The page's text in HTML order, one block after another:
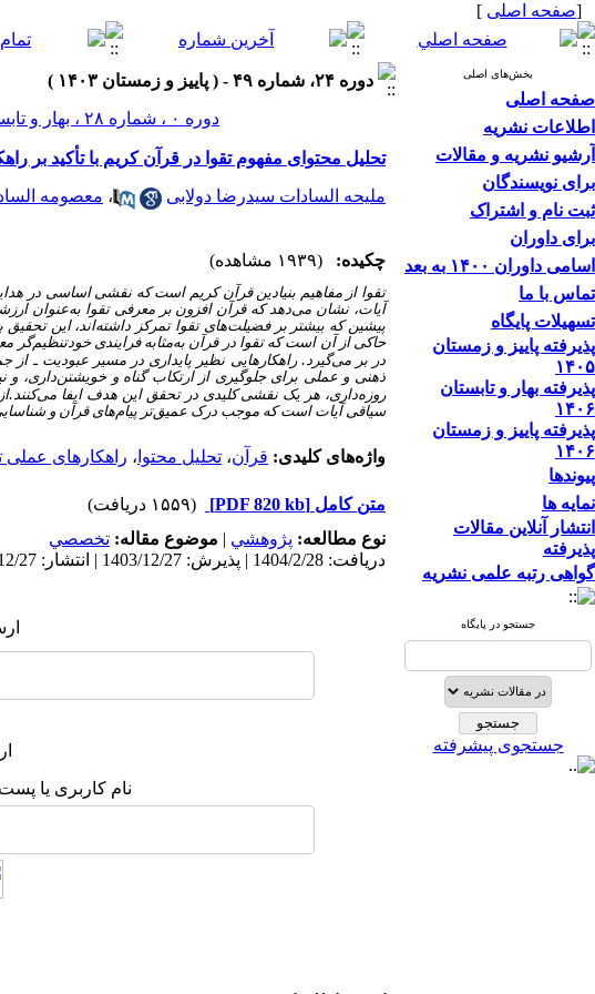
[صفحه اصلی ]
بخش‌های اصلی
صفحه اصلی
اطلاعات نشریه
آرشیو نشریه و مقالات
برای نویسندگان
ثبت نام و اشتراک
برای داوران
اسامی داوران ۱۴۰۰ به بعد
تماس با ما
تسهیلات پایگاه
پذیرفته پاییز و زمستان
۱۴۰۵
پذیرفته بهار و تابستان
۱۴۰۶
پذیرفته پاییز و زمستان
۱۴۰۶
پیوندها
نمایه ها
انتشار آنلاین مقالات
پذیرفته
گواهی رتبه علمی نشریه
جستجو در پایگاه
جستجوی پیشرفته
دوره ۲۴، شماره ۴۹ - ( پاییز و زمستان ۱۴۰۳ )
دوره ۰ ، شماره ۲۸ ، بهار و تابستان ۱۳۹۳
تحلیل محتوای مفهوم تقوا در قرآن کریم با تأکید بر
ملیحه السادات سیدرضا دولابی ، معصومه
چکیده: (۱۹۳۹ مشاهده)
تقوا از مفاهیم بنیادین قرآن کریم است که نقشی اساسی در
آیات، نشان می‌دهد که قرآن افزون بر معرفی تقوا به‌عنوان
پیشین که بیشتر بر فضیلت‌های تقوا تمرکز داشته‌اند، این
حاکی از آن است که تقوا در قرآن به‌مثابه فرایندی
در بر می‌گیرد. راهکارهایی نظیر پایداری در مسیر عبودیت ـ از
ذهنی و عملی برای جلوگیری از ارتکاب گناه و خویشتن‌داری، و
روزه‌داری، هر یک نقشی کلیدی در تحقق این هدف ایفا می‌کنند.
سیاقی آیات است که موجب درک عمیق‌تر پیام‌های قرآن و
واژه‌های کلیدی: قرآن، تحلیل محتوا ، راهکارهای عملی
متن کامل [PDF 820 kb]
(۱۵۵۹ دریافت)
نوع مطالعه: پژوهشي | موضوع مقاله: تخصصي
دریافت: 1404/2/28 | پذیرش: 1403/12/27 | انتشار: 1403/12/27
نام کاربری یا